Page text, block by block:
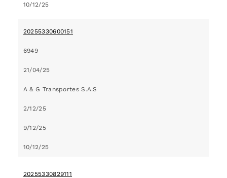
10/12/25
20255330600151
6949
21/04/25
A & G Transportes S.A.S
2/12/25
9/12/25
10/12/25
20255330829111